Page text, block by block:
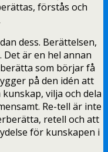
förstås och
dess. Berättelsen,
Det är en hel annan
som börjar få
på den idén att
vilja och dela
Re-tell är inte
retell och att
för kunskapen i